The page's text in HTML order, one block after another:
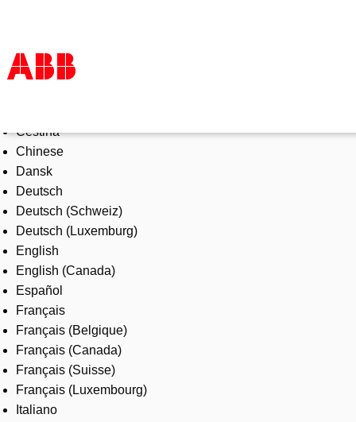
Products & Solutions
Industries
Services
About us
Where to buy
Contact us
Careers
Čeština
Chinese
Dansk
Deutsch
Deutsch (Schweiz)
Deutsch (Luxemburg)
English
English (Canada)
Español
Français
Français (Belgique)
Français (Canada)
Français (Suisse)
Français (Luxembourg)
Italiano